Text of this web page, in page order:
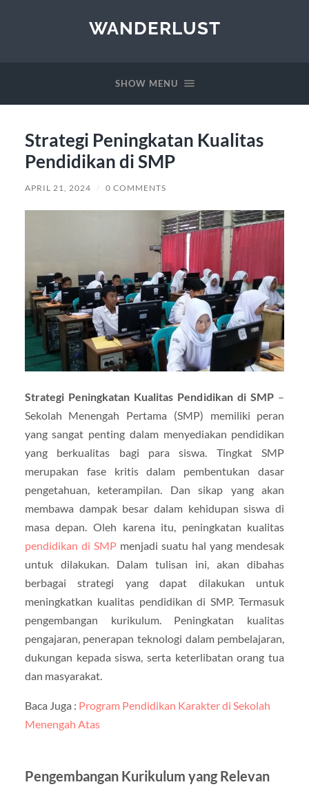
WANDERLUST
SHOW MENU
Strategi Peningkatan Kualitas
Pendidikan di SMP
APRIL 21, 2024 / 0 COMMENTS
Strategi Peningkatan Kualitas Pendidikan di SMP–
Sekolah Menengah Pertama (SMP) memiliki peran
yang sangat penting dalam menyediakan pendidikan
yang berkualitas bagi para siswa. Tingkat SMP
merupakan fase kritis dalam pembentukan dasar
pengetahuan, keterampilan. Dan sikap yang akan
membawa dampak besar dalam kehidupan siswa di
masa depan. Oleh karena itu, peningkatan kualitas
pendidikan di SMPmenjadi suatu hal yang mendesak
untuk dilakukan. Dalam tulisan ini, akan dibahas
berbagai strategi yang dapat dilakukan untuk
meningkatkan kualitas pendidikan di SMP. Termasuk
pengembangan kurikulum. Peningkatan kualitas
pengajaran, penerapan teknologi dalam pembelajaran,
dukungan kepada siswa, serta keterlibatan orang tua
dan masyarakat.
Baca Juga : Program Pendidikan Karakter di Sekolah
Menengah Atas
Pengembangan Kurikulum yang Relevan